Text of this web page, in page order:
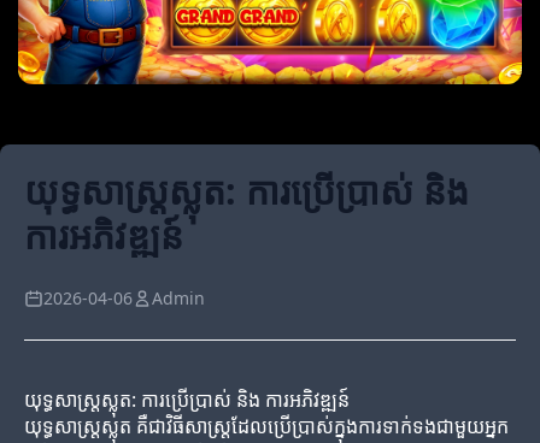
យុទ្ធសាស្ត្រស្លុត: ការប្រើប្រាស់ និង
ការអភិវឌ្ឍន៍
2026-04-06 Admin
យុទ្ធសាស្ត្រស្លុត: ការប្រើប្រាស់ និង ការអភិវឌ្ឍន៍
យុទ្ធសាស្ត្រស្លុត គឺជាវិធីសាស្ត្រដែលប្រើប្រាស់ក្នុងការទាក់ទងជាមួយអ្នក